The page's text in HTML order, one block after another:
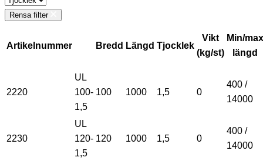
Rensa filter
Artikelnummer Bredd Längd Tjocklek
Vikt
(kg/st)
Min/max
längd
2220
UL
100-
1,5
100 1000 1,5 0
400 /
14000
2230
UL
120-
1,5
120 1000 1,5 0
400 /
14000